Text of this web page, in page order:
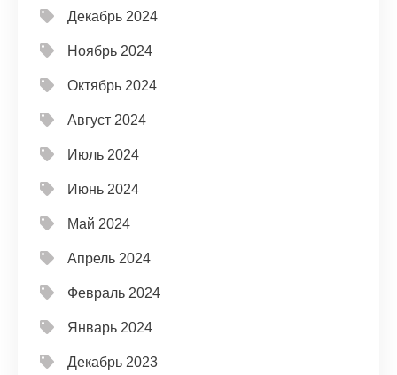
Декабрь 2024
Ноябрь 2024
Октябрь 2024
Август 2024
Июль 2024
Июнь 2024
Май 2024
Апрель 2024
Февраль 2024
Январь 2024
Декабрь 2023